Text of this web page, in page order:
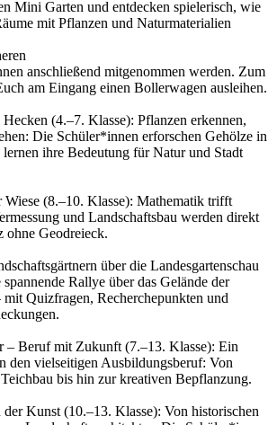
Mini Garten und entdecken spielerisch, wie
mit Pflanzen und Naturmaterialien
anschließend mitgenommen werden. Zum
am Eingang einen Bollerwagen ausleihen.
(4.–7. Klasse): Pflanzen erkennen,
Die Schüler*innen erforschen Gehölze in
ihre Bedeutung für Natur und Stadt
Wiese (8.–10. Klasse): Mathematik trifft
und Landschaftsbau werden direkt
ohne Geodreieck.
über die Landesgartenschau
Rallye über das Gelände der
mit Quizfragen, Recherchepunkten und
– Beruf mit Zukunft (7.–13. Klasse): Ein
den vielseitigen Ausbildungsberuf: Von
bis hin zur kreativen Bepflanzung.
Kunst (10.–13. Klasse): Von historischen